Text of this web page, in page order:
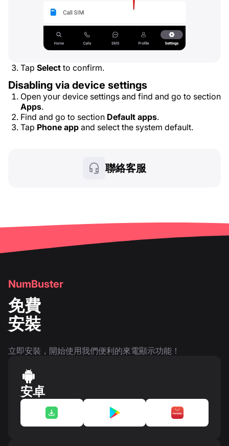
Tap Select to confirm.
Disabling via device settings
Open your device settings and find and go to section
Apps.
Find and go to section Default apps.
Tap Phone app and select the system default.
聯絡客服
NumBuster
免費
安裝
立即安裝，開始使用我們便利的來電顯示功能！
安卓